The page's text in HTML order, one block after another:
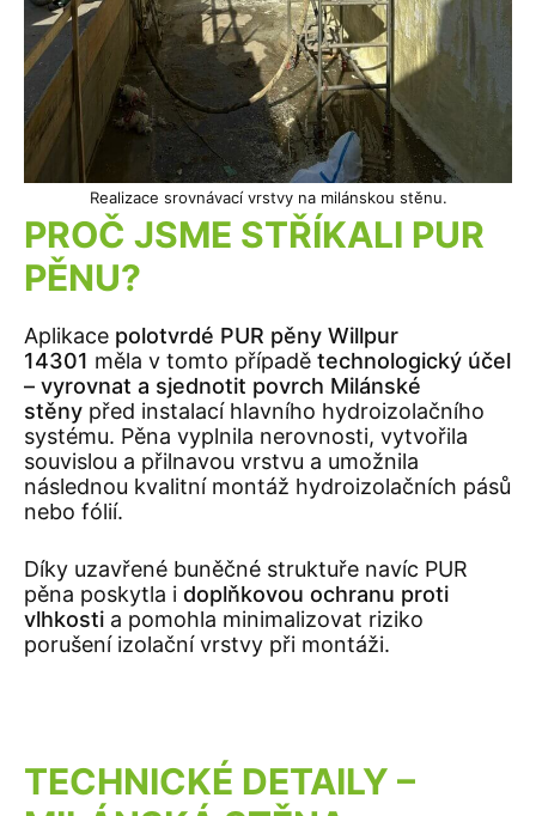
Realizace srovnávací vrstvy na milánskou stěnu.
PROČ JSME STŘÍKALI PUR
PĚNU?
Aplikace polotvrdé PUR pěny Willpur
14301 měla v tomto případě technologický účel
– vyrovnat a sjednotit povrch Milánské
stěny před instalací hlavního hydroizolačního
systému. Pěna vyplnila nerovnosti, vytvořila
souvislou a přilnavou vrstvu a umožnila
následnou kvalitní montáž hydroizolačních pásů
nebo fólií.
Díky uzavřené buněčné struktuře navíc PUR
pěna poskytla i doplňkovou ochranu proti
vlhkosti a pomohla minimalizovat riziko
porušení izolační vrstvy při montáži.
TECHNICKÉ DETAILY –